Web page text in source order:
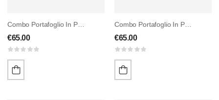
Combo Portafoglio In Pelle E Portachiavi
€65.00
Combo Portafoglio In Pelle E Penna HIENO
€65.00